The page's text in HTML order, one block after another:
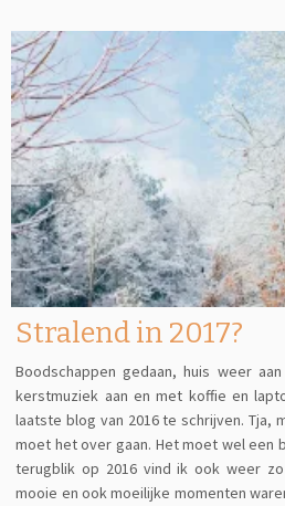
Stralend in 2017?
Boodschappen gedaan, huis weer
kerstmuziek aan en met koffie en
laatste blog van 2016 te schrijven. Tja,
moet het over gaan. Het moet wel een
terugblik op 2016 vind ik ook weer
mooie en ook moeilijke momenten